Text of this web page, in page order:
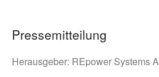
Pressemitteilung
Herausgeber: REpower Systems